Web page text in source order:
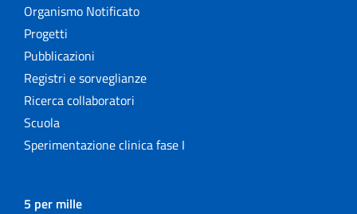
Organismo Notificato
Progetti
Pubblicazioni
Registri e sorveglianze
Ricerca collaboratori
Scuola
Sperimentazione clinica fase I
5 per mille